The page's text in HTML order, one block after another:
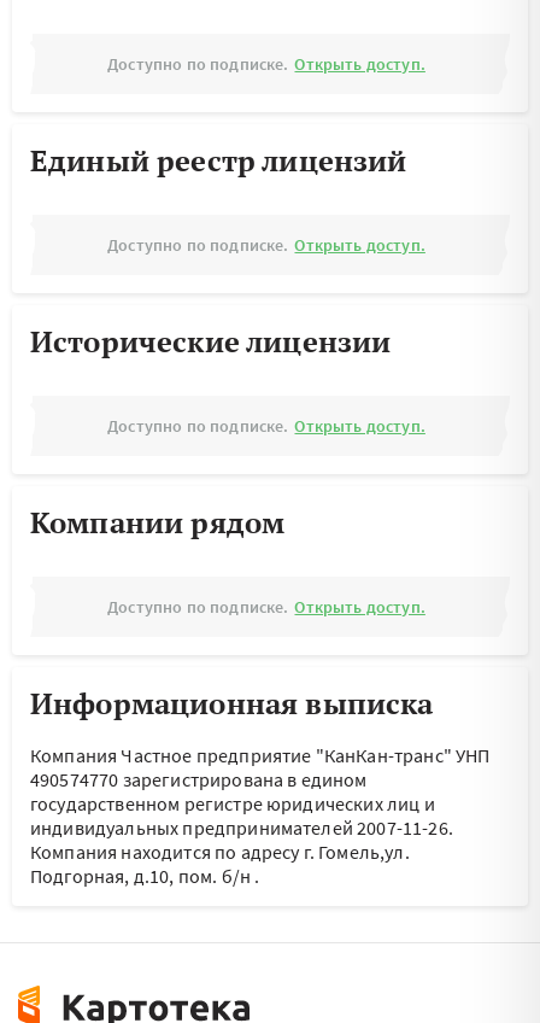
Доступно по подписке. Открыть доступ.
Единый реестр лицензий
Доступно по подписке. Открыть доступ.
Исторические лицензии
Доступно по подписке. Открыть доступ.
Компании рядом
Доступно по подписке. Открыть доступ.
Информационная выписка
Компания Частное предприятие "КанКан-транс" УНП
490574770 зарегистрирована в едином
государственном регистре юридических лиц и
индивидуальных предпринимателей 2007-11-26.
Компания находится по адресу г. Гомель,ул.
Подгорная, д.10, пом. б/н .